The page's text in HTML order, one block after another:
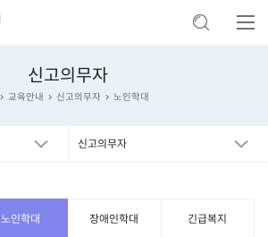
신고의무자
교육안내 신고의무자 노인학대
신고의무자
노인학대 장애인학대 긴급복지